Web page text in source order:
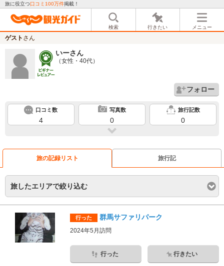
旅に役立つ口コミ100万件掲載！
検索 行きたい メニュー
ゲスト さん
いーさん
（女性・40代）
フォロー
口コミ数
4
写真数
0
旅行記数
0
旅の記録リスト 旅行記
旅したエリアで絞り込む
行った 群馬サファリパーク
2024年5月訪問
行った 行きたい